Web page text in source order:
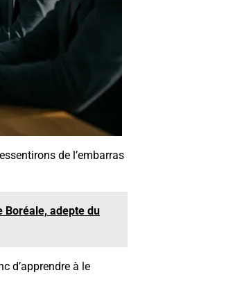
de l’embarras
Boréale, adepte du
d’apprendre à le